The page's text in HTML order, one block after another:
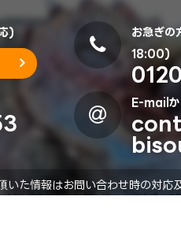
)
お急ぎの
18:00)
E-mailか
いた情報はお問い合わせ時の対応